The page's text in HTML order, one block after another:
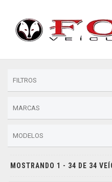
FILTROS
MARCAS
MODELOS
MOSTRANDO 1 - 34 DE 34